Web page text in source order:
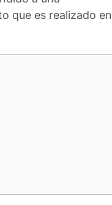
que es realizado en